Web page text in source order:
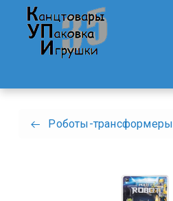
Роботы-трансформеры